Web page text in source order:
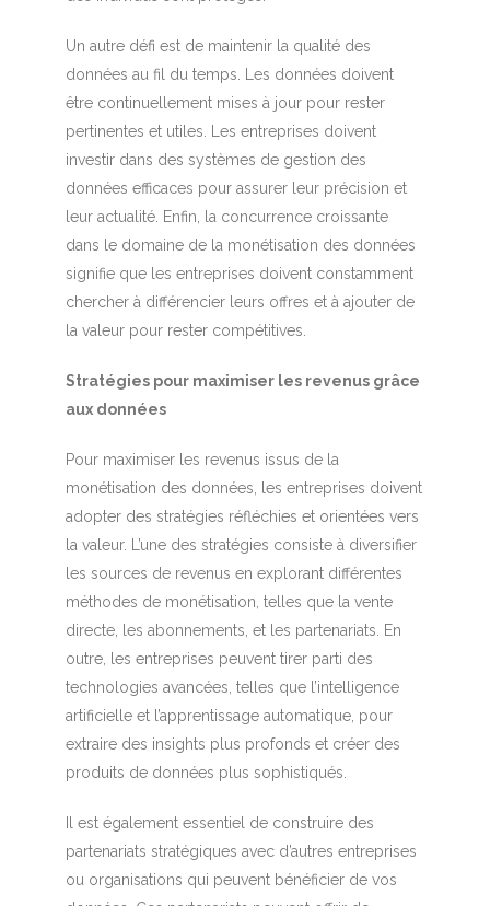
Un autre défi est de maintenir la qualité des
données au fil du temps. Les données doivent
être continuellement mises à jour pour rester
pertinentes et utiles. Les entreprises doivent
investir dans des systèmes de gestion des
données efficaces pour assurer leur précision et
leur actualité. Enfin, la concurrence croissante
dans le domaine de la monétisation des données
signifie que les entreprises doivent constamment
chercher à différencier leurs offres et à ajouter de
la valeur pour rester compétitives.
Stratégies pour maximiser les revenus grâce
aux données
Pour maximiser les revenus issus de la
monétisation des données, les entreprises doivent
adopter des stratégies réfléchies et orientées vers
la valeur. L’une des stratégies consiste à diversifier
les sources de revenus en explorant différentes
méthodes de monétisation, telles que la vente
directe, les abonnements, et les partenariats. En
outre, les entreprises peuvent tirer parti des
technologies avancées, telles que l’intelligence
artificielle et l’apprentissage automatique, pour
extraire des insights plus profonds et créer des
produits de données plus sophistiqués.
Il est également essentiel de construire des
partenariats stratégiques avec d’autres entreprises
ou organisations qui peuvent bénéficier de vos